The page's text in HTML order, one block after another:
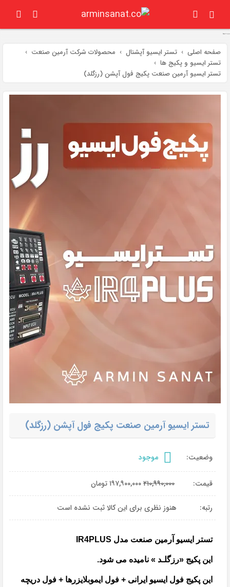
تستر ای سی یو آرمین صنعت پکیج فول ایسیو (رزگلد)
صفحه اصلی تستر ایسیو آپشنال
محصولات شرکت آرمین صنعت
تستر ایسیو و پکیج ها
تستر ایسیو آرمین صنعت پکیج فول آپشن (رزگلد)
تستر ایسیو آرمین صنعت پکیج فول آپشن (رزگلد)
وضعیت: موجود
قیمت: ۲۱۰,۹۹۰,۰۰۰۱۹۷,۹۰۰,۰۰۰تومان
رتبه: هنوز نظری برای این کالا ثبت نشده است
تستر ایسیو آرمین صنعت مدل IR4PLUS
این پکیج «رزگلـد » نامیده می شود.
این پکیج فول ایسیو ایرانی + فول ایموبلایزرها + فول دریچه